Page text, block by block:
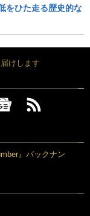
をひた走る歴史的な
けします
』バックナン